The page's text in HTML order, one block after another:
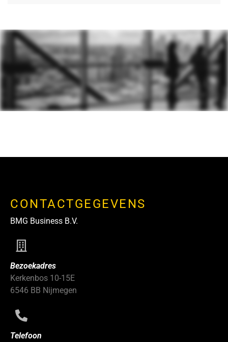
CONTACTGEGEVENS
BMG Business B.V.
Bezoekadres
Kerkenbos 10-15E
6546 BB Nijmegen
Telefoon